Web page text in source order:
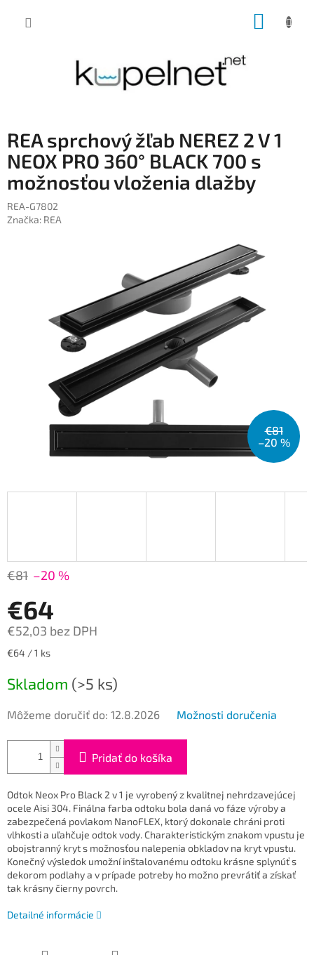
REA sprchový žľab NEREZ 2 V 1
NEOX PRO 360° BLACK 700 s
možnosťou vloženia dlažby
REA-G7802
Značka: REA
€81
–20 %
€81 –20 %
€64
€52,03 bez DPH
Jednotková
€64 / 1 ks
Skladom (>5 ks)
Môžeme doručiť do: 12.8.2026 Možnosti doručenia
Pridať do košíka
Odtok Neox Pro Black 2 v 1 je vyrobený z kvalitnej nehrdzavejúcej
ocele Aisi 304. Finálna farba odtoku bola daná vo fáze výroby a
zabezpečená povlakom NanoFLEX, ktorý dokonale chráni proti
vlhkosti a uľahčuje odtok vody. Charakteristickým znakom vpustu je
obojstranný kryt s možnosťou nalepenia obkladov na kryt vpustu.
Konečný výsledok umožní inštalovanému odtoku krásne splynúť s
dekorom podlahy a v prípade potreby ho možno prevrátiť a získať
tak krásny čierny povrch.
Detailné informácie